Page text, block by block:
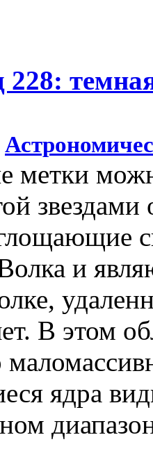
228:
метки
и
В этом
ядра